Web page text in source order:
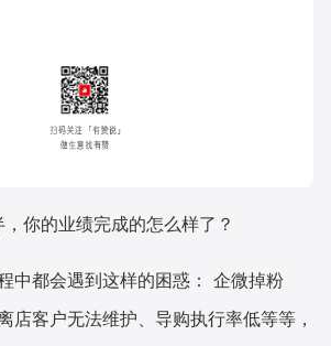
你的业绩完成的怎么样了？
中都会遇到这样的困惑： 企微掉粉
店客户无法维护、导购执行率低等等，